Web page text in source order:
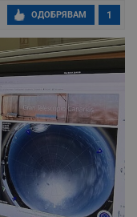
1
ОДОБРЯВАМ